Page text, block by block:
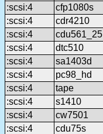
:scsi:4
cfp1080s
:scsi:4
cdr4210
:scsi:4
cdu561_25
:scsi:4
dtc510
:scsi:4
sa1403d
:scsi:4
pc98_hd
:scsi:4
tape
:scsi:4
s1410
:scsi:4
cw7501
:scsi:4
cdu75s